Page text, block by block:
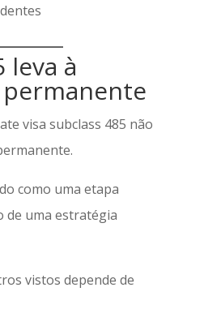
leva à
visa subclass 485 não
como uma etapa
de uma estratégia
vistos depende de